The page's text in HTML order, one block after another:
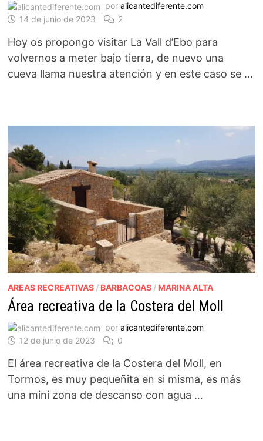
por alicantediferente.com
14 de junio de 2023
2
Hoy os propongo visitar La Vall d’Ebo para
volvernos a meter bajo tierra, de nuevo una
cueva llama nuestra atención y en este caso se …
AREAS RECREATIVAS/ BARBACOAS/ MARINA ALTA
Área recreativa de la Costera del Moll
por alicantediferente.com
12 de junio de 2023
0
El área recreativa de la Costera del Moll, en
Tormos, es muy pequeñita en si misma, es más
una mini zona de descanso con agua …